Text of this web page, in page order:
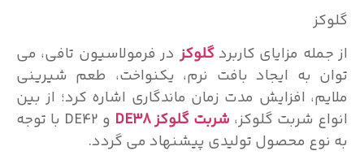
گلوکز
از جمله مزایای کاربردگلوکز در فرمولاسیون تافی، می
توان به ایجاد بافت نرم، یکنواخت، طعم شیرینی
ملایم، افزایش مدت زمان ماندگاری اشاره کرد؛ از بین
انواع شربت گلوکز، شربت گلوکز DE38
و DE42 با توجه
به نوع محصول تولیدی پیشنهاد می گردد.